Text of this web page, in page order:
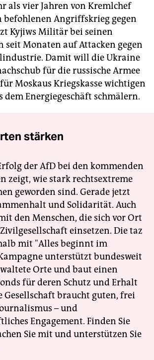
als vier Jahren von Kremlchef
Angriffskrieg gegen
Kyjiws Militär bei seinen
seit Monaten auf Attacken gegen
Damit will die Ukraine
für die russische Armee
Moskaus Kriegskasse wichtigen
dem Energiegeschäft schmälern.
stärken
der AfD bei den kommenden
zeigt, wie stark rechtsextreme
geworden sind. Gerade jetzt
und Solidarität. Auch
den Menschen, die sich vor Ort
einsetzen. Die taz
mit "Alles beginnt im
unterstützt bundesweit
Orte und baut einen
für deren Schutz und Erhalt
Gesellschaft braucht guten, frei
– und
Engagement. Finden Sie
Sie mit und unterstützen Sie